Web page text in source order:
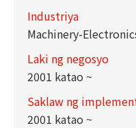
Industriya
Machinery-
Laki ng negosyo
2001 katao ~
Saklaw ng
2001 katao ~